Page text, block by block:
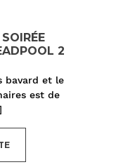
2
bavard et le
est de